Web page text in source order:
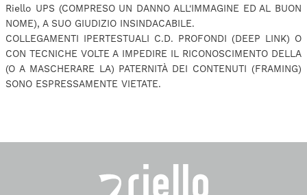
Riello UPS (COMPRESO UN DANNO ALL'IMMAGINE ED AL BUON
NOME), A SUO GIUDIZIO INSINDACABILE.
COLLEGAMENTI IPERTESTUALI C.D. PROFONDI (DEEP LINK) O
CON TECNICHE VOLTE A IMPEDIRE IL RICONOSCIMENTO DELLA
(O A MASCHERARE LA) PATERNITÀ DEI CONTENUTI (FRAMING)
SONO ESPRESSAMENTE VIETATE.